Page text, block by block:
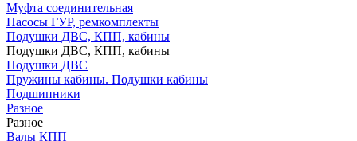
Муфта соединительная
Насосы ГУР, ремкомплекты
Подушки ДВС, КПП, кабины
Подушки ДВС, КПП, кабины
Подушки ДВС
Пружины кабины. Подушки кабины
Подшипники
Разное
Разное
Валы КПП